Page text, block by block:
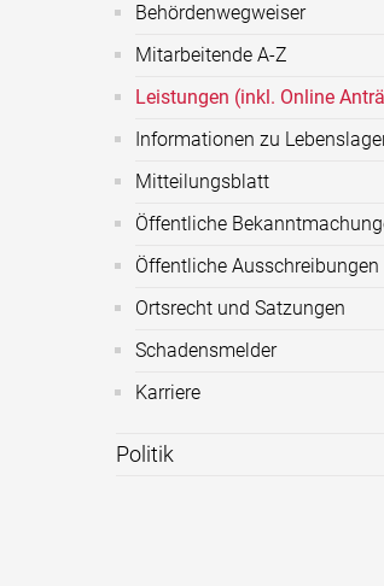
Behördenwegweiser
Mitarbeitende A-Z
Leistungen (inkl. Online
Informationen zu
Mitteilungsblatt
Öffentliche
Öffentliche Ausschreibungen
Ortsrecht und Satzungen
Schadensmelder
Karriere
Politik